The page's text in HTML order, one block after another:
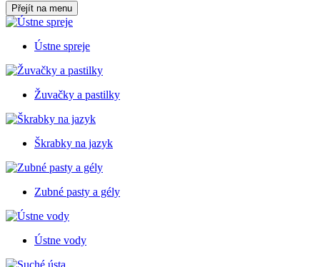
Přejít na menu
Ústne spreje
Žuvačky a pastilky
Škrabky na jazyk
Zubné pasty a gély
Ústne vody